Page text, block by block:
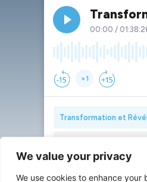
We value your privacy
We use cookies to enhance your